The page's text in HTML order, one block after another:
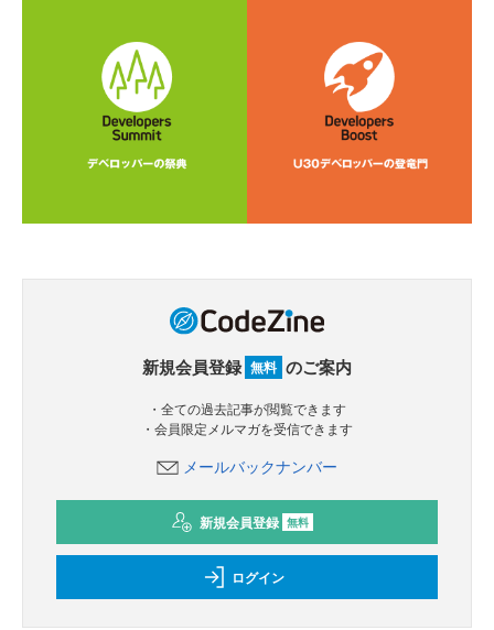
新規会員登録 無料 のご案内
・全ての過去記事が閲覧できます
・会員限定メルマガを受信できます
メールバックナンバー
新規会員登録 無料
ログイン